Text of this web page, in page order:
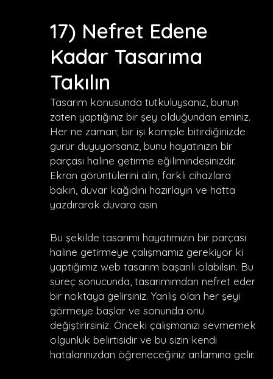
17) Nefret Edene
Kadar Tasarıma
Takılın
Tasarım konusunda tutkuluysanız, bunun
zaten yaptığınız bir şey olduğundan eminiz.
Her ne zaman; bir işi komple bitirdiğinizde
gurur duyuyorsanız, bunu hayatınızın bir
parçası haline getirme eğilimindesinizdir.
Ekran görüntülerini alın, farklı cihazlara
bakın, duvar kağıdını hazırlayın ve hatta
yazdırarak duvara asın
Bu şekilde tasarımı hayatımızın bir parçası
haline getirmeye çalışmamız gerekiyor ki
yaptığımız web tasarım başarılı olabilsin. Bu
süreç sonucunda, tasarımımdan nefret eder
bir noktaya gelirsiniz. Yanlış olan her şeyi
görmeye başlar ve sonunda onu
değiştirirsiniz. Önceki çalışmanızı sevmemek
olgunluk belirtisidir ve bu sizin kendi
hatalarınızdan öğreneceğiniz anlamına gelir.